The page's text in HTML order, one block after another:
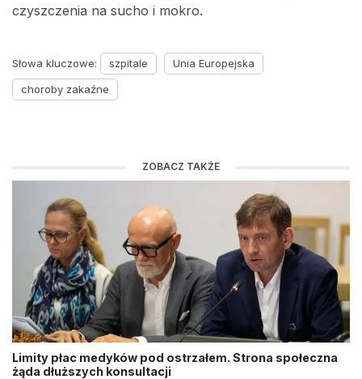
czyszczenia na sucho i mokro.
Słowa kluczowe: szpitale
Unia Europejska
choroby zakaźne
ZOBACZ TAKŻE
Limity płac medyków pod ostrzałem. Strona społeczna
żąda dłuższych konsultacji